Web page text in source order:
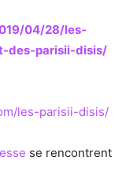
04/28/les-
des-parisii-disis/
les-parisii-disis/
se rencontrent